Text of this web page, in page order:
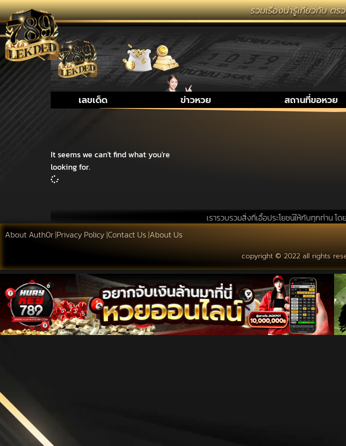
รวมเรื่องน่ารู้เกี่ยวกับ ตรวจ
เลขเด็ด ข่าวหวย สถานที่ขอหวย
It seems we can't find what you're
looking for.
เรารวบรวมสิ่งที่เอื้อประโยชน์ให้กับทุกท่าน โ
About Auth0r|Privacy Policy|Contact Us|About Us
copyright © 2022 all rights